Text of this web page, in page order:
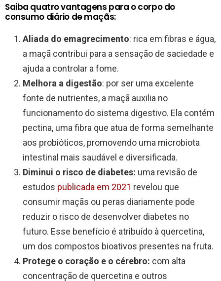
Saiba quatro vantagens para o corpo do
consumo diário de maçãs:
Aliada do emagrecimento: rica em fibras e água,
a maçã contribui para a sensação de saciedade e
ajuda a controlar a fome.
Melhora a digestão: por ser uma excelente
fonte de nutrientes, a maçã auxilia no
funcionamento do sistema digestivo. Ela contém
pectina, uma fibra que atua de forma semelhante
aos probióticos, promovendo uma microbiota
intestinal mais saudável e diversificada.
Diminui o risco de diabetes: uma revisão de
estudos publicada em 2021 revelou que
consumir maçãs ou peras diariamente pode
reduzir o risco de desenvolver diabetes no
futuro. Esse benefício é atribuído à quercetina,
um dos compostos bioativos presentes na fruta.
Protege o coração e o cérebro: com alta
concentração de quercetina e outros